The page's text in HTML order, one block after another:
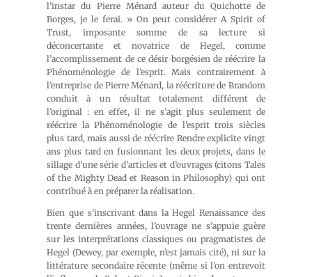
l’instar du Pierre Ménard auteur du Quichottede
Borges, je le ferai. » On peut considérer A Spirit of
Trust, imposante somme de sa lecture si
déconcertante et novatrice de Hegel, comme
l’accomplissement de ce désir borgésien de réécrire la
Phénoménologie de l’esprit. Mais contrairement à
l’entreprise de Pierre Ménard, la réécriture de Brandom
conduit à un résultat totalement différent de
l’original : en effet, il ne s’agit plus seulement de
réécrire laPhénoménologie de l’esprittrois siècles
plus tard, mais aussi de réécrire Rendre explicite vingt
ans plus tard en fusionnant les deux projets, dans le
sillage d’une série d’articles et d’ouvrages (citons Tales
of the Mighty Dead et Reason in Philosophy) qui ont
contribué à en préparer la réalisation.
Bien que s’inscrivant dans laHegel Renaissance des
trente dernières années, l’ouvrage ne s’appuie guère
sur les interprétations classiques ou pragmatistes de
Hegel (Dewey, par exemple, n’est jamais cité), ni sur la
littérature secondaire récente (même si l’on entrevoit